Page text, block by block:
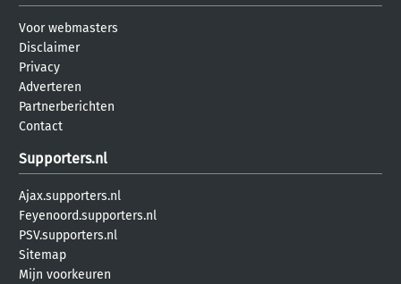
Voor webmasters
Disclaimer
Privacy
Adverteren
Partnerberichten
Contact
Supporters.nl
Ajax.supporters.nl
Feyenoord.supporters.nl
PSV.supporters.nl
Sitemap
Mijn voorkeuren